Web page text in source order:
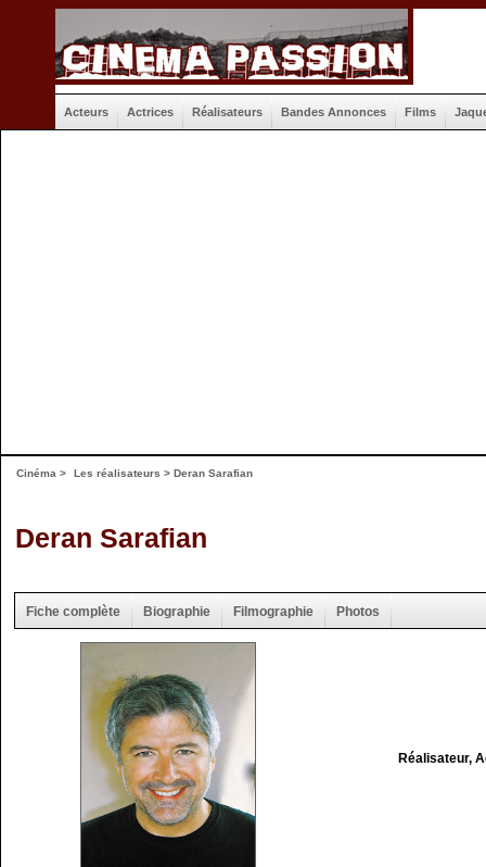
Acteurs Actrices Réalisateurs Bandes Annonces Films
Cinéma > Les réalisateurs > Deran Sarafian
Deran Sarafian
Fiche complète Biographie Filmographie Photos
Réalisateur,